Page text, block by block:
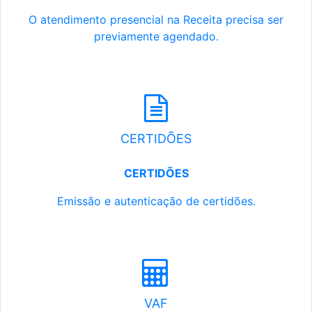
O atendimento presencial na Receita precisa ser
previamente agendado.
CERTIDÕES
CERTIDÕES
Emissão e autenticação de certidões.
VAF